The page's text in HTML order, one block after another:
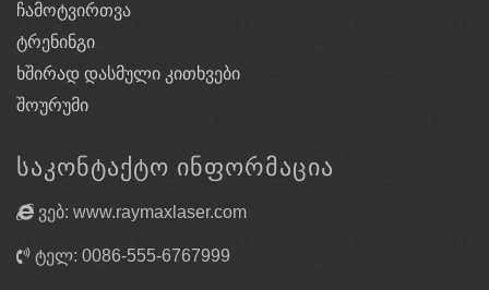
ჩამოტვირთვა
ტრენინგი
ხშირად დასმული კითხვები
შოურუმი
ᲡᲐᲙᲝᲜᲢᲐᲥᲢᲝ ᲘᲜᲤᲝᲠᲛᲐᲪᲘᲐ
ვებ: www.raymaxlaser.com
ტელ: 0086-555-6767999